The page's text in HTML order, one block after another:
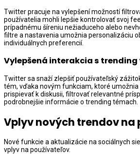
Twitter pracuje na vylepšení možností
používatelia mohli lepšie kontrolovať svoj
prípadnému šíreniu nežiaduceho alebo
filtre a nastavenia umožnia personalizáciu
individuálnych preferencií.
Vylepšená interakcia s
Twitter sa snaží zlepšiť používateľský
tém, vďaka novým funkciam, ktoré
prispievať k diskusii, filtrovať relevantné
podrobnejšie informácie o trending témach.
Vplyv nových trendov
Nové funkcie a aktualizácie na sociálnych
vplyv na používateľov.